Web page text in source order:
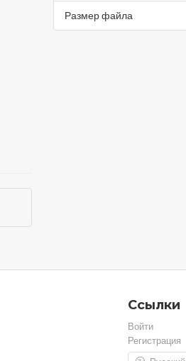
Размер файла
Ссылки
Войти
Регистрация